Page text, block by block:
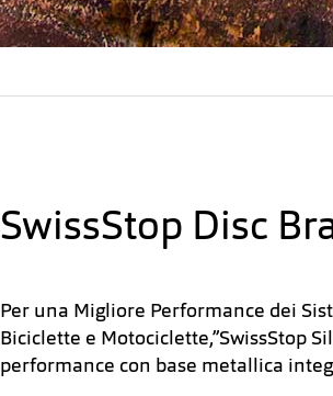
SwissStop Disc
Per una Migliore Performance dei
Biciclette e Motociclette,”SwissStop
performance con base metallica